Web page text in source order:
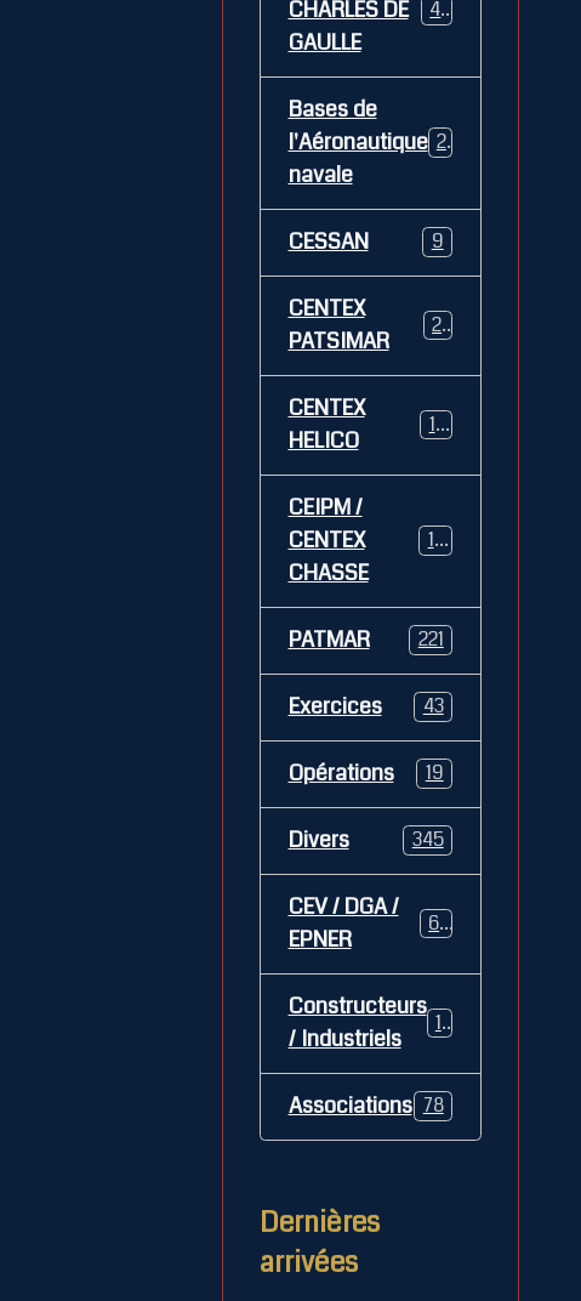
CHARLES DE
GAULLE
469
Bases de
l'Aéronautique
navale
269
CESSAN 9
CENTEX
PATSIMAR
21
CENTEX
HELICO
14
CEIPM /
CENTEX
CHASSE
108
PATMAR 221
Exercices 43
Opérations 19
Divers 345
CEV / DGA /
EPNER
62
Constructeurs
/ Industriels
127
Associations 78
Dernières
arrivées